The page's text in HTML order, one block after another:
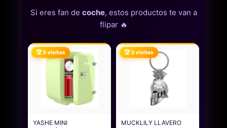
Si eres fan de coche, estos productos te van a
flipar 🔥
🏆 5 visitas
YASHE MINI
🏆 3 visitas
MUCKLILY LLAVERO